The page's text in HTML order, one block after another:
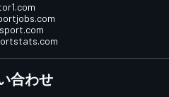
合わせ